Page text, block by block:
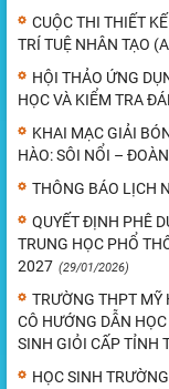
CUỘC THI THIẾT
TRÍ TUỆ NHÂN TẠO
HỘI THẢO ỨNG
HỌC VÀ KIỂM TRA
KHAI MẠC GIẢI
HÀO: SÔI NỔI –
THÔNG BÁO LỊCH
QUYẾT ĐỊNH PHÊ
TRUNG HỌC PHỔ
2027 (29/01/2026)
TRƯỜNG THPT MỸ
CÔ HƯỚNG DẪN
SINH GIỎI CẤP TỈNH
HỌC SINH